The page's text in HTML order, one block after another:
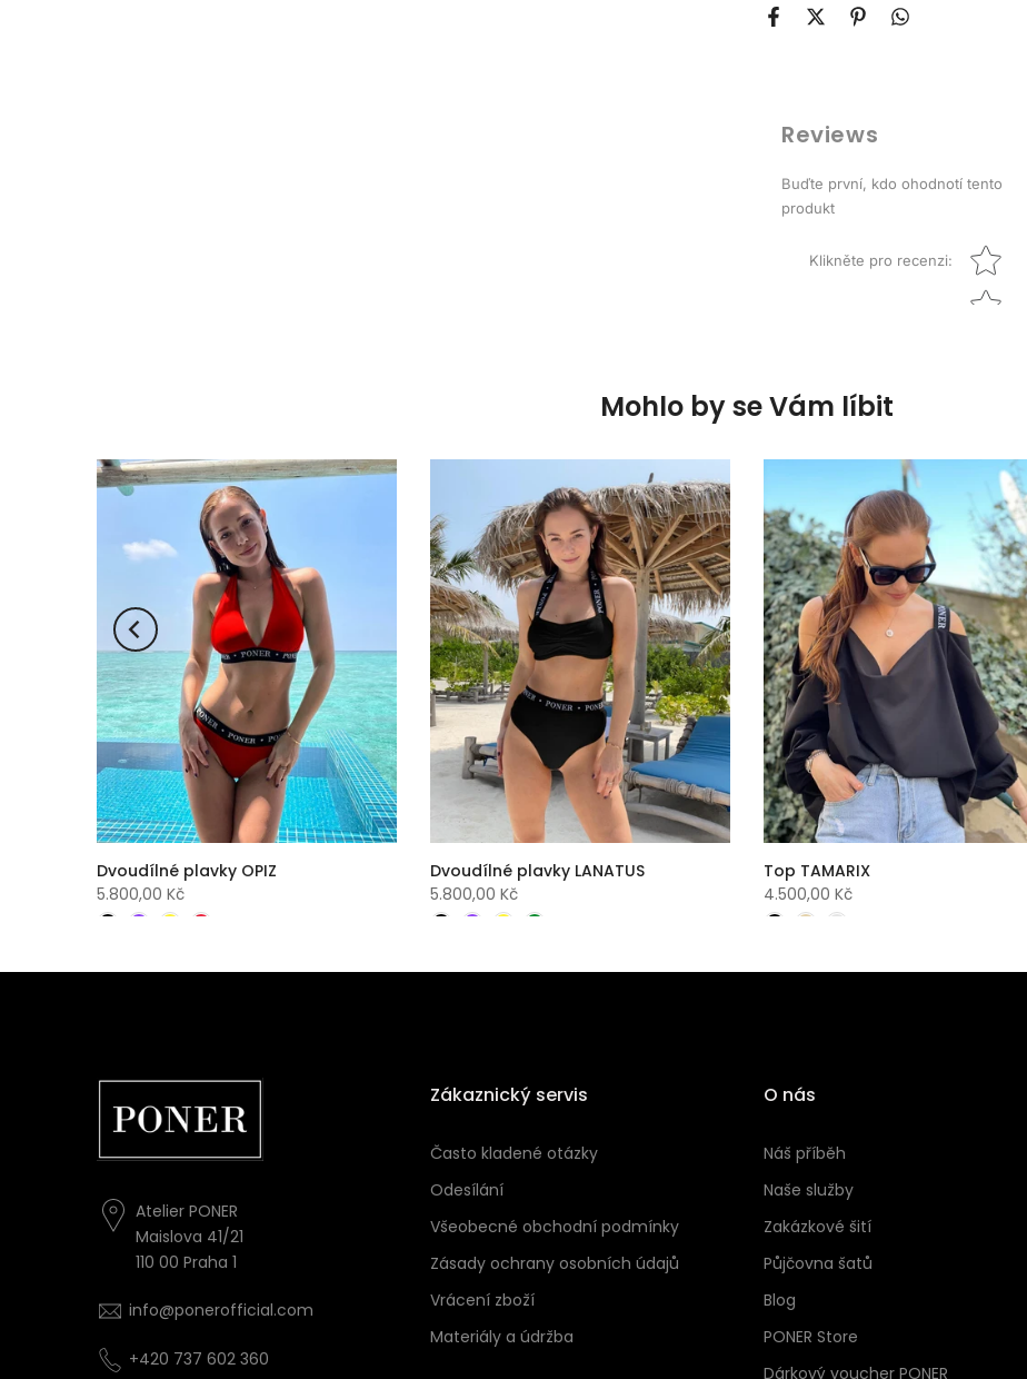
Reviews
Buďte první, kdo ohodnotí tento
produkt
Klikněte pro recenzi:
Star rating
Mohlo by se Vám líbit
Dvoudílné plavky OPIZ
5.800,00 Kč
Dvoudílné plavky LANATUS
5.800,00 Kč
Top TAMARIX
4.500,00 Kč
Atelier PONER
Maislova 41/21
110 00 Praha 1
info@ponerofficial.com
+420 737 602 360
Zákaznický servis
Často kladené otázky
Odesílání
Všeobecné obchodní podmínky
Zásady ochrany osobních údajů
Vrácení zboží
Materiály a údržba
O nás
Náš příběh
Naše služby
Zakázkové šití
Půjčovna šatů
Blog
PONER Store
Dárkový voucher PONER